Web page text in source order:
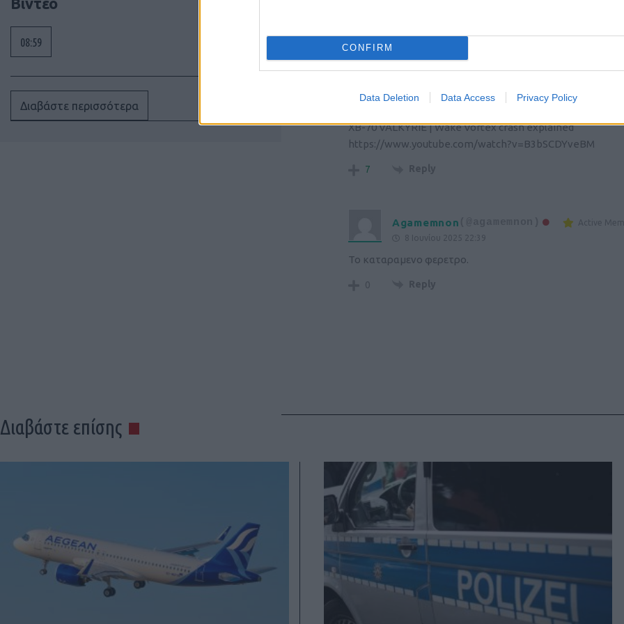
CONFIRM
Data Deletion Data Access Privacy Policy
08:59
Διαβάστε περισσότερα
Please login to
2 COMMENTS
stelios1974 (@stelios1974)
8 Ιουνίου 2024 17:08
XB-70 VALKYRIE | Wake Vortex crash explained
https://www.youtube.com/watch?v=B3bSCDYveBM
7 Reply
Agamemnon
Active
8 Ιουνίου 2025 22:39
Το καταραμενο φερετρο.
0 Reply
Διαβάστε επίσης